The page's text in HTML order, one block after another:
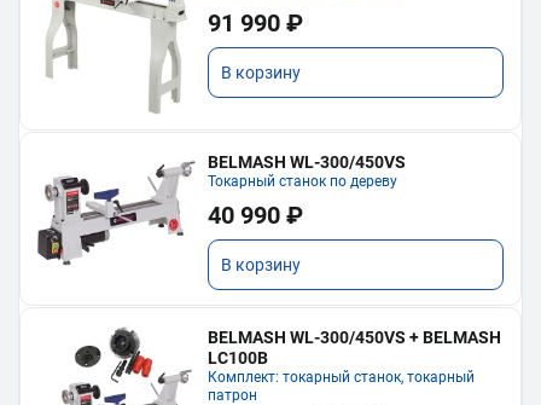
91 990 ₽
В корзину
BELMASH WL-300/450VS
Токарный станок по дереву
40 990 ₽
В корзину
BELMASH WL-300/450VS + BELMASH
LC100B
Комплект: токарный станок, токарный
патрон